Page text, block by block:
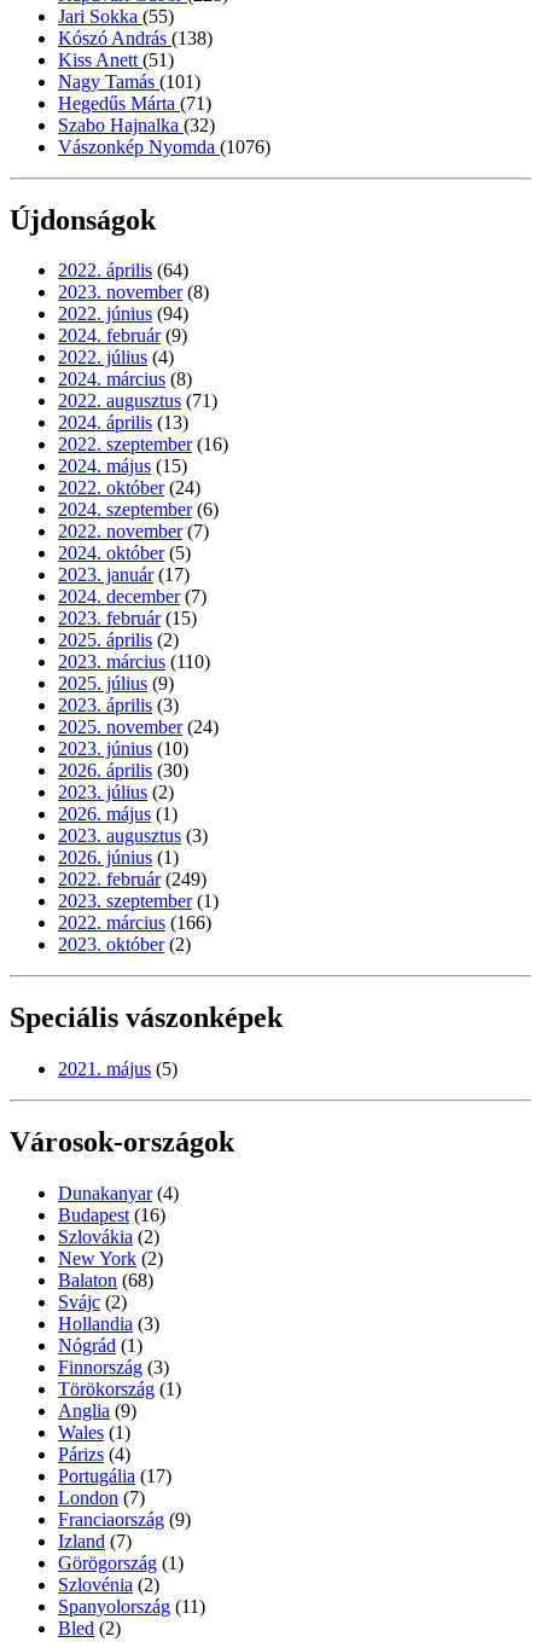
Jari Sokka (55)
Kószó András (138)
Kiss Anett (51)
Nagy Tamás (101)
Hegedűs Márta (71)
Szabo Hajnalka (32)
Vászonkép Nyomda (1076)
Újdonságok
2022. április (64)
2023. november (8)
2022. június (94)
2024. február (9)
2022. július (4)
2024. március (8)
2022. augusztus (71)
2024. április (13)
2022. szeptember (16)
2024. május (15)
2022. október (24)
2024. szeptember (6)
2022. november (7)
2024. október (5)
2023. január (17)
2024. december (7)
2023. február (15)
2025. április (2)
2023. március (110)
2025. július (9)
2023. április (3)
2025. november (24)
2023. június (10)
2026. április (30)
2023. július (2)
2026. május (1)
2023. augusztus (3)
2026. június (1)
2022. február (249)
2023. szeptember (1)
2022. március (166)
2023. október (2)
Speciális vászonképek
2021. május (5)
Városok-országok
Dunakanyar (4)
Budapest (16)
Szlovákia (2)
New York (2)
Balaton (68)
Svájc (2)
Hollandia (3)
Nógrád (1)
Finnország (3)
Törökország (1)
Anglia (9)
Wales (1)
Párizs (4)
Portugália (17)
London (7)
Franciaország (9)
Izland (7)
Görögország (1)
Szlovénia (2)
Spanyolország (11)
Bled (2)